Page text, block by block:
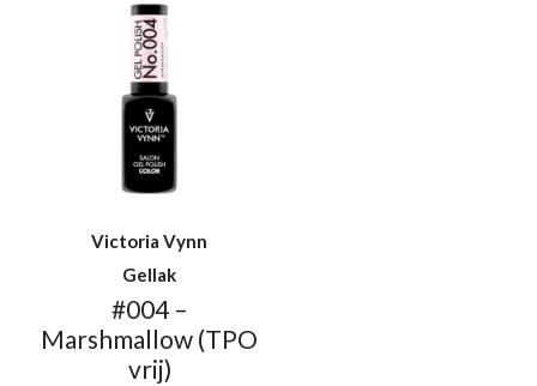
Victoria Vynn
Gellak
#004 –
Marshmallow (TPO
vrij)